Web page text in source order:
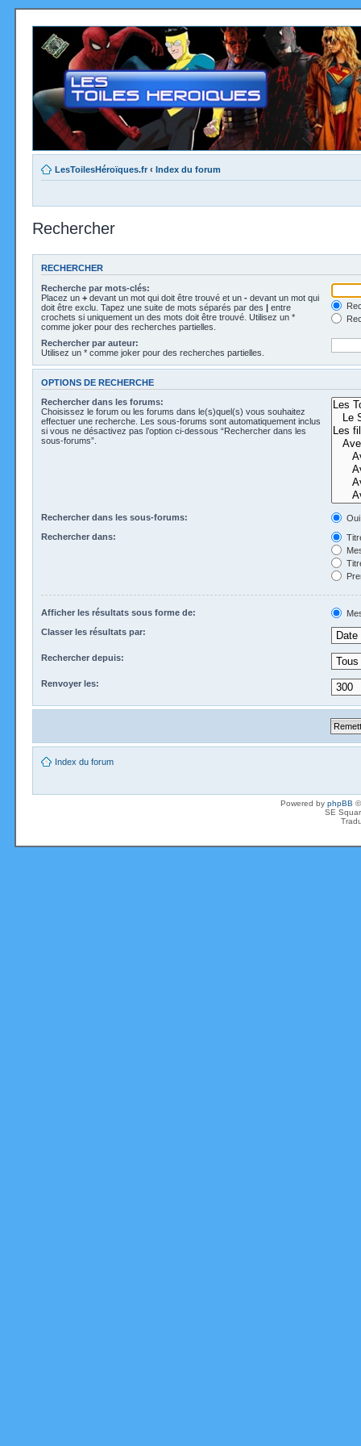
LesToilesHéroïques.fr ‹ Index du forum
Rechercher
RECHERCHER
Recherche par mots-clés:
Placez un + devant un mot qui doit être trouvé et un - devant un mot qui
doit être exclu. Tapez une suite de mots séparés par des | entre
crochets si uniquement un des mots doit être trouvé. Utilisez un *
comme joker pour des recherches partielles.
Rechercher par auteur:
Utilisez un * comme joker pour des recherches partielles.
OPTIONS DE RECHERCHE
Rechercher dans les forums:
Choisissez le forum ou les forums dans le(s)quel(s) vous souhaitez
effectuer une recherche. Les sous-forums sont automatiquement inclus
si vous ne désactivez pas l’option ci-dessous “Rechercher dans les
sous-forums”.
Rechercher dans les sous-forums:
Oui
Rechercher dans:
Afficher les résultats sous forme de:
Classer les résultats par:
Rechercher depuis:
Renvoyer les:
Index du forum
Powered by phpBB
SE